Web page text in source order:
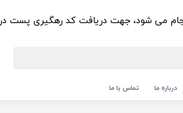
می شود، جهت دریافت کد رهگیری پست در
درباره ما تماس با ما